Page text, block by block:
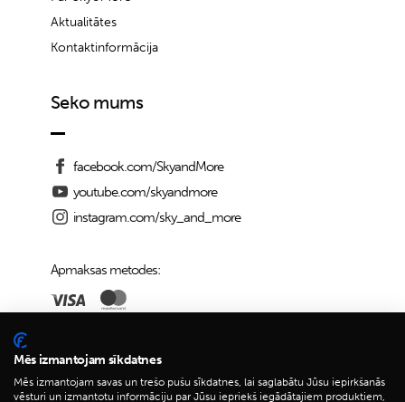
Aktualitātes
Kontaktinformācija
Seko mums
facebook.com/SkyandMore
youtube.com/skyandmore
instagram.com/sky_and_more
Apmaksas metodes:
Piegādes iespējas:
Mēs izmantojam sīkdatnes
Mēs izmantojam savas un trešo pušu sīkdatnes, lai saglabātu Jūsu iepirkšanās
vēsturi un izmantotu informāciju par Jūsu iepriekš iegādātajiem produktiem,